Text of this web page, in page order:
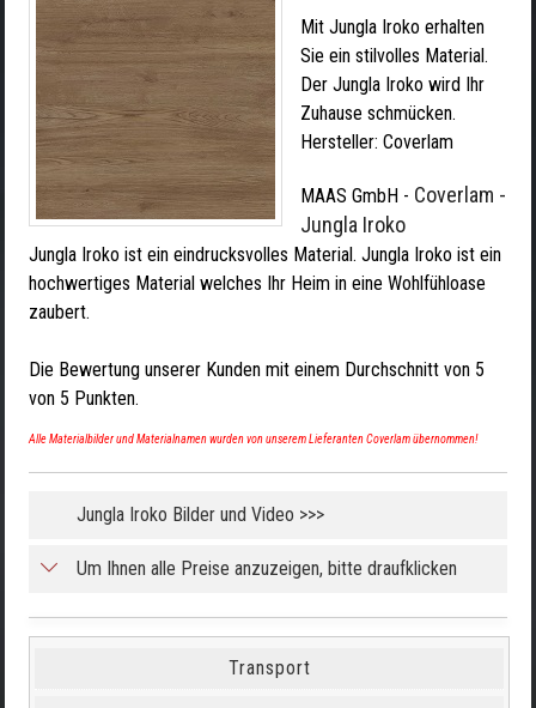
Mit Jungla Iroko erhalten
Sie ein stilvolles Material.
Der Jungla Iroko wird Ihr
Zuhause schmücken.
Hersteller: Coverlam
MAAS GmbH - Coverlam -
Jungla Iroko
Jungla Iroko ist ein eindrucksvolles Material. Jungla Iroko ist ein
hochwertiges Material welches Ihr Heim in eine Wohlfühloase
zaubert.
Die Bewertung unserer Kunden mit einem Durchschnitt von 5
von 5 Punkten.
Alle Materialbilder und Materialnamen wurden von unserem Lieferanten Coverlam übernommen!
Jungla Iroko Bilder und Video >>>
Um Ihnen alle Preise anzuzeigen, bitte draufklicken
Transport